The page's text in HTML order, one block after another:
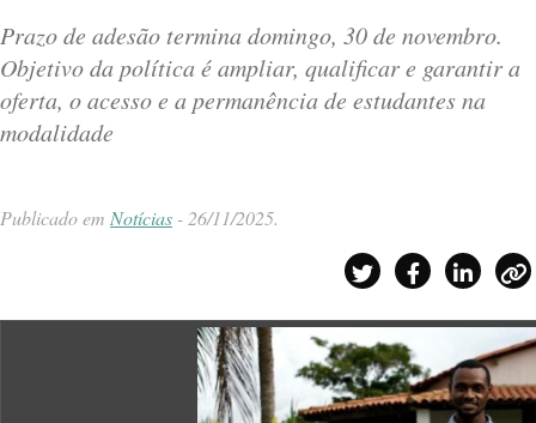
Prazo de adesão termina domingo, 30 de novembro.
Objetivo da política é ampliar, qualificar e garantir a
oferta, o acesso e a permanência de estudantes na
modalidade
Publicado em Notícias - 26/11/2025.